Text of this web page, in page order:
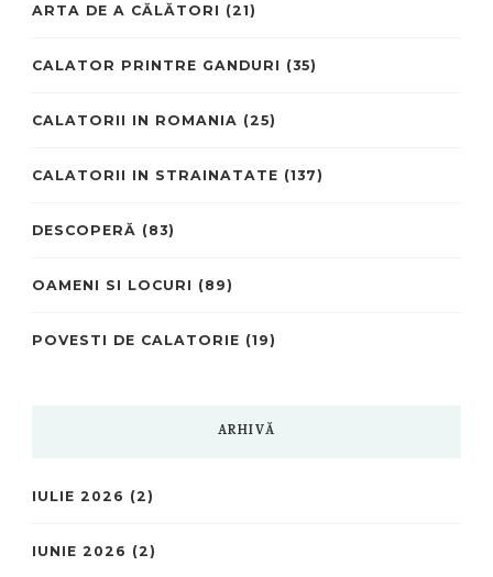
ARTA DE A CĂLĂTORI (21)
CALATOR PRINTRE GANDURI (35)
CALATORII IN ROMANIA (25)
CALATORII IN STRAINATATE (137)
DESCOPERĂ (83)
OAMENI SI LOCURI (89)
POVESTI DE CALATORIE (19)
ARHIVĂ
IULIE 2026 (2)
IUNIE 2026 (2)